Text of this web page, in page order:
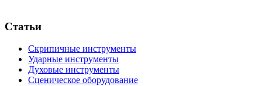
Статьи
Скрипичные инструменты
Ударные инструменты
Духовые инструменты
Сценическое оборудование